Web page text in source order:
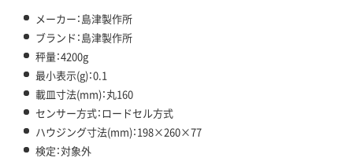
メーカー：島津製作所
ブランド：島津製作所
秤量：4200g
最小表示(g)：0.1
載皿寸法(mm)：丸160
センサー方式：ロードセル方式
ハウジング寸法(mm)：198×260×77
検定：対象外